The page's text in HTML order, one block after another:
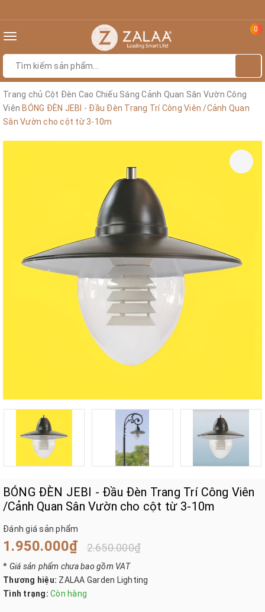
Toggle
0
Trang chủ Cột Đèn Cao Chiếu Sáng Cảnh Quan Sân Vườn Công
Viên BÓNG ĐÈN JEBI - Đầu Đèn Trang Trí Công Viên /Cảnh Quan
Sân Vườn cho cột từ 3-10m
BÓNG ĐÈN JEBI - Đầu Đèn Trang Trí Công Viên
/Cảnh Quan Sân Vườn cho cột từ 3-10m
Đánh giá sản phẩm
1.950.000₫ 2.650.000₫
* Giá sản phẩm chưa bao gồm VAT
Thương hiệu: ZALAA Garden Lighting
Tình trạng: Còn hàng